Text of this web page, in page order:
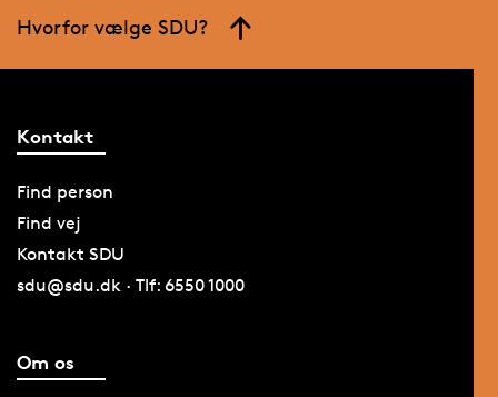
Hvorfor vælge SDU?
Kontakt
Find person
Find vej
Kontakt SDU
sdu@sdu.dk · Tlf: 6550 1000
Om os